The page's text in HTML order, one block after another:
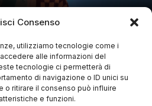
Consenso
utilizziamo tecnologie come i
alle informazioni del
tecnologie ci permetterà di
di navigazione o ID unici su
o ritirare il consenso può influire
e funzioni.